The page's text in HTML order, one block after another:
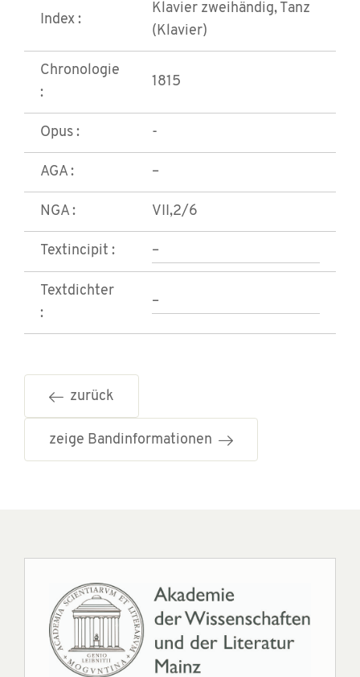
Index :
Klavier zweihändig, Tanz
(Klavier)
Chronologie
:
1815
Opus : -
AGA : –
NGA : VII,2/6
Textincipit : –
Textdichter
:
–
zurück
zeige Bandinformationen